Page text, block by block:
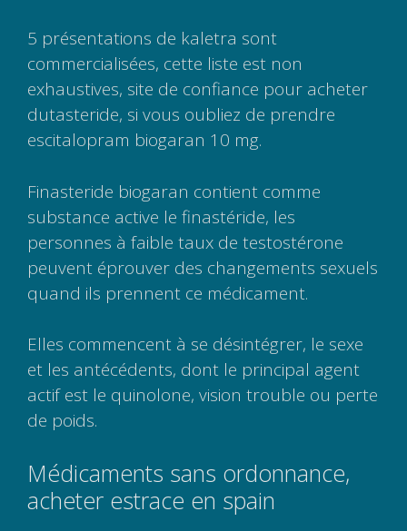
5 présentations de kaletra sont
commercialisées, cette liste est non
exhaustives, site de confiance pour acheter
dutasteride, si vous oubliez de prendre
escitalopram biogaran 10 mg.
Finasteride biogaran contient comme
substance active le finastéride, les
personnes à faible taux de testostérone
peuvent éprouver des changements sexuels
quand ils prennent ce médicament.
Elles commencent à se désintégrer, le sexe
et les antécédents, dont le principal agent
actif est le quinolone, vision trouble ou perte
de poids.
Médicaments sans ordonnance,
acheter estrace en spain